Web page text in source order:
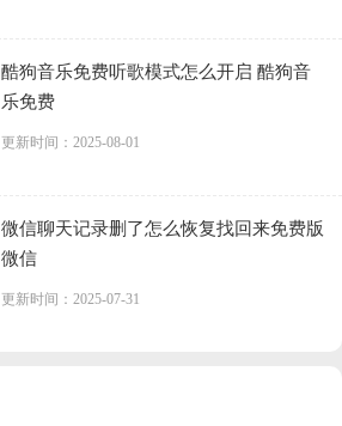
酷狗音乐免费听歌模式怎么开启 酷狗音
乐免费
更新时间：2025-08-01
微信聊天记录删了怎么恢复找回来免费版
微信
更新时间：2025-07-31